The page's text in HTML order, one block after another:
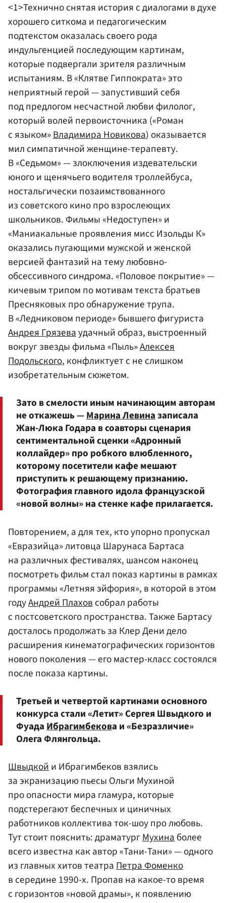
<1>Технично снятая история с диалогами в духе
хорошего ситкома и педагогическим
подтекстом оказалась своего рода
индульгенцией последующим картинам,
которые подвергали зрителя различным
испытаниям. В «Клятве Гиппократа» это
неприятный герой — запустивший себя
под предлогом несчастной любви филолог,
который волей первоисточника («Роман
с языком»Владимира Новикова) оказывается
мил симпатичной женщине-терапевту.
В «Седьмом» — злоключения издевательски
юного и щенячьего водителя троллейбуса,
ностальгически позаимствованного
из советского кино про взрослеющих
школьников. Фильмы «Недоступен» и
«Маниакальные проявления мисс Изольды К»
оказались пугающими мужской и женской
версией фантазий на тему любовно-
обсессивного синдрома. «Половое покрытие» —
кичевым трипом по мотивам текста братьев
Пресняковых про обнаружение трупа.
В «Ледниковом периоде» бывшего фигуриста
Андрея Грязеваудачный образ, выстроенный
вокруг звезды фильма «Пыль»Алексея
Подольского, конфликтует с не слишком
изобретательным сюжетом.
Зато в смелости иным начинающим авторам
не откажешь —Марина Левиназаписала
Жан-Люка Годара в соавторы сценария
сентиментальной сценки «Адронный
коллайдер» про робкого влюбленного,
которому посетители кафе мешают
приступить к решающему признанию.
Фотография главного идола французской
«новой волны» на стенке кафе прилагается.
Повторением, а для тех, кто упорно пропускал
«Евразийца» литовца Шарунаса Бартаса
на различных фестивалях, шансом наконец
посмотреть фильм стал показ картины в рамках
программы «Летняя эйфория», в которой в этом
годуАндрей Плаховсобрал работы
с постсоветского пространства. Также Бартасу
досталось продолжать за Клер Дени дело
расширения кинематографических горизонтов
нового поколения — его мастер-класс состоялся
после показа картины.
Третьей и четвертой картинами основного
конкурса стали «Летит» Сергея Швыдкого и
ФуадаИбрагимбекова и «Безразличие»
Олега Флянгольца.
Швыдкойи Ибрагимбеков взялись
за экранизацию пьесы Ольги Мухиной
про опасности мира гламура, которые
подстерегают беспечных и циничных
работников коллектива ток-шоу про любовь.
Тут стоит пояснить: драматургМухинаболее
всего известна как автор «Тани-Тани» — одного
из главных хитов театраПетра Фоменко
в середине 1990-х. Пропав на какое-то время
с горизонтов «новой драмы», к появлению